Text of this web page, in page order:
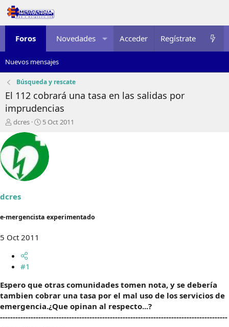
Foros Novedades Multimedia Recursos
Acceder Regístrate
Nuevos mensajes
Búsqueda y rescate
El 112 cobrará una tasa en las salidas por
imprudencias
I
c
i
a
d
r
l
e
a
dcres
F
h
d
e
i
5 Oct 2011
dcres
e-mergencista experimentado
5 Oct 2011
#1
Espero que otras comunidades tomen nota, y se debería
tambien cobrar una tasa por el mal uso de los servicios de
emergencia.¿Que opinan al respecto...?
-----------------------------------------------------------------------------------------